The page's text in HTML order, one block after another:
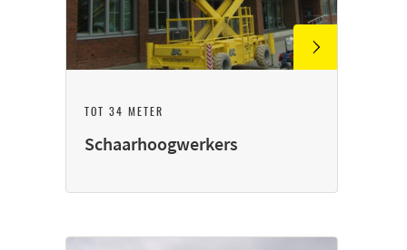
TOT 34 METER
Schaarhoogwerkers